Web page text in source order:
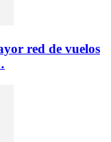
red de vuelos